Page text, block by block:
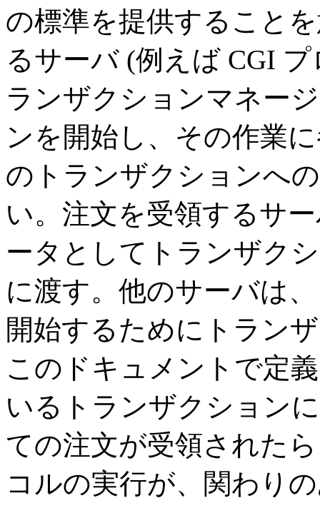
の標準を提供すること
るサーバ (例えば CGI
ランザクションマネー
ンを開始し、その作業
のトランザクションへ
い。注文を受領するサ
ータとしてトランザク
に渡す。他のサーバは
開始するためにトラン
このドキュメントで定
いるトランザクション
ての注文が受領された
コルの実行が、関わり